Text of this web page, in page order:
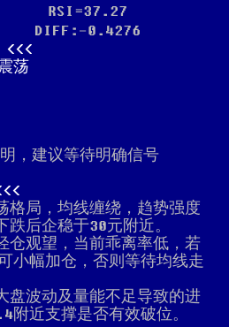
RSI=37.27
DIFF:-0.4276
荡
，建议等待明确信号
格局，均线缠绕，趋势强度
后企稳于30元附近。
仓观望，当前乖离率低，若
小幅加仓，否则等待均线走
盘波动及量能不足导致的进
附近支撑是否有效破位。